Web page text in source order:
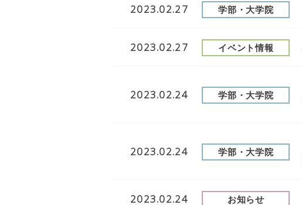
2023.02.27 学部・大学院
2023.02.27 イベント情報
2023.02.24 学部・大学院
2023.02.24 学部・大学院
2023.02.24 お知らせ